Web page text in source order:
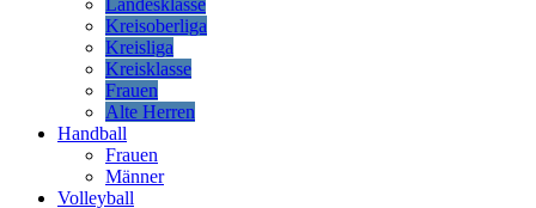
Kreisoberliga
Kreisliga
Kreisklasse
Frauen
Alte Herren
Handball
Frauen
Männer
Volleyball